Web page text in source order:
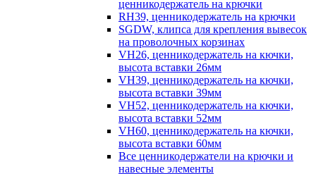
ценникодержатель на крючки
RH39, ценникодержатель на крючки
SGDW, клипса для крепления вывесок
на проволочных корзинах
VH26, ценникодержатель на кючки,
высота вставки 26мм
VH39, ценникодержатель на кючки,
высота вставки 39мм
VH52, ценникодержатель на кючки,
высота вставки 52мм
VH60, ценникодержатель на кючки,
высота вставки 60мм
Все ценникодержатели на крючки и
навесные элементы